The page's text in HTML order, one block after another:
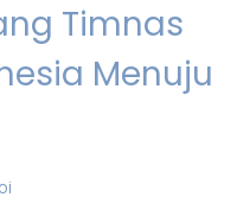
Timnas
Menuju